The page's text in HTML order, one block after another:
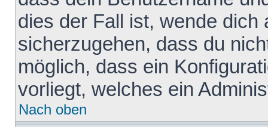
dies der Fall ist, wende dich
sicherzugehen, dass du
möglich, dass ein
vorliegt, welches ein
Nach oben